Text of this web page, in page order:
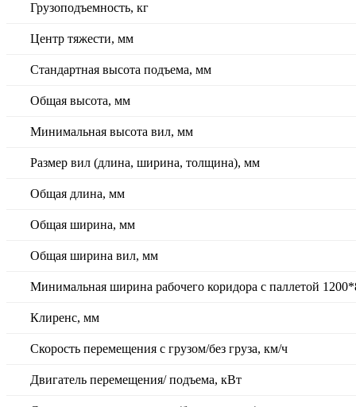
Грузоподъемность, кг
Центр тяжести, мм
Стандартная высота подъема, мм
Общая высота, мм
Минимальная высота вил, мм
Размер вил (длина, ширина, толщина), мм
Общая длина, мм
Общая ширина, мм
Общая ширина вил, мм
Минимальная ширина рабочего коридора с паллетой
Клиренс, мм
Скорость перемещения с грузом/без груза, км/ч
Двигатель перемещения/ подъема, кВт